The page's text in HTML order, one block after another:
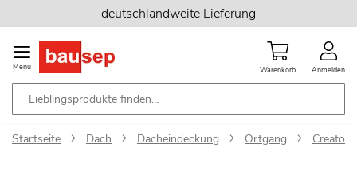
Inhalt
springen
deutschlandweite Lieferung
Menu Warenkorb Anmelden
Startseite Dach Dacheindeckung Ortgang Creaton